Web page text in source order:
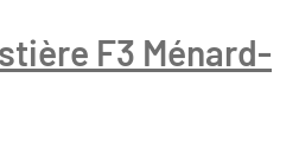
F3 Ménard-